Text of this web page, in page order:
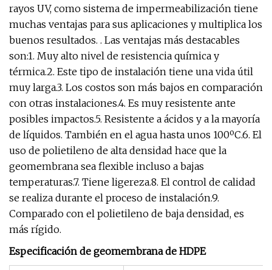
rayos UV, como sistema de impermeabilización tiene
muchas ventajas para sus aplicaciones y multiplica los
buenos resultados. . Las ventajas más destacables
son:1. Muy alto nivel de resistencia química y
térmica.2. Este tipo de instalación tiene una vida útil
muy larga.3. Los costos son más bajos en comparación
con otras instalaciones.4. Es muy resistente ante
posibles impactos.5. Resistente a ácidos y a la mayoría
de líquidos. También en el agua hasta unos 100ºC.6. El
uso de polietileno de alta densidad hace que la
geomembrana sea flexible incluso a bajas
temperaturas.7. Tiene ligereza.8. El control de calidad
se realiza durante el proceso de instalación.9.
Comparado con el polietileno de baja densidad, es
más rígido.
Especificación de geomembrana de HDPE